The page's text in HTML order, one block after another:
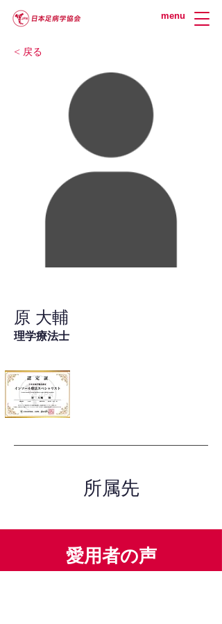
menu
< 戻る
原 大輔
理学療法士
所属先
愛用者の声